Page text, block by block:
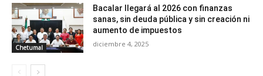
Chetumal
Bacalar llegará al 2026 con finanzas
sanas, sin deuda pública y sin creación ni
aumento de impuestos
diciembre 4, 2025